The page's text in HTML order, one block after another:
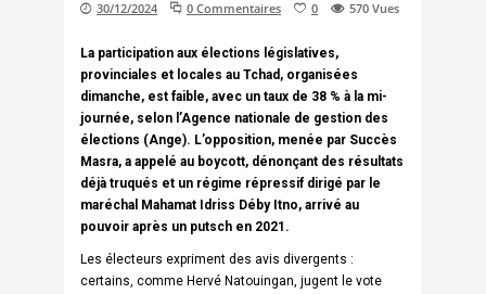
30/12/2024 0 Commentaires 0 570 Vues
La participation aux élections législatives,
provinciales et locales au Tchad, organisées
dimanche, est faible, avec un taux de 38 % à la mi-
journée, selon l’Agence nationale de gestion des
élections (Ange). L’opposition, menée par Succès
Masra, a appelé au boycott, dénonçant des résultats
déjà truqués et un régime répressif dirigé par le
maréchal Mahamat Idriss Déby Itno, arrivé au
pouvoir après un putsch en 2021.
Les électeurs expriment des avis divergents :
certains, comme Hervé Natouingan, jugent le vote